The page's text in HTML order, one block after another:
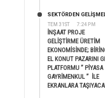
TEM 31ST 7:24 PM
SEKTÖRDEN
İNŞAAT PROJE
GELİŞTİRME ÜRETİM
EKONOMİSİNDE;
EL KONUT PAZARINI
PLATFORMU ” PİYASA
GAYRİMENKUL ” İLE
EKRANLARA